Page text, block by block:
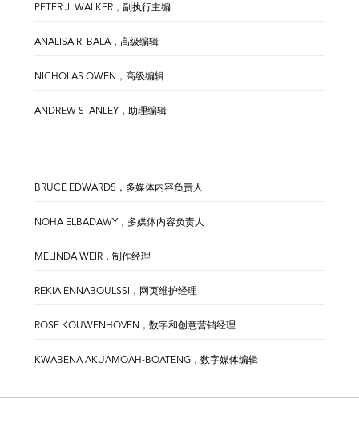
PETER J. WALKER，副执行主编
ANALISA R. BALA，高级编辑
NICHOLAS OWEN，高级编辑
ANDREW STANLEY，助理编辑
BRUCE EDWARDS，多媒体内容负责人
NOHA ELBADAWY，多媒体内容负责人
MELINDA WEIR，制作经理
REKIA ENNABOULSSI，网页维护经理
ROSE KOUWENHOVEN，数字和创意营销经理
KWABENA AKUAMOAH-BOATENG，数字媒体编辑